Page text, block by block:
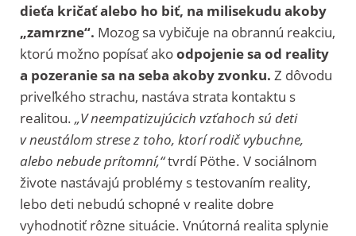
dieťa kričať alebo ho biť, na milisekudu akoby
„zamrzne“. Mozog sa vybičuje na obrannú reakciu,
ktorú možno popísať akoodpojenie sa od reality
a pozeranie sa na seba akoby zvonku. Z dôvodu
priveľkého strachu, nastáva strata kontaktu s
realitou. „V neempatizujúcich vzťahoch sú deti
v neustálom strese z toho, ktorí rodič vybuchne,
alebo nebude prítomní,“tvrdí Pöthe. V sociálnom
živote nastávajú problémy s testovaním reality,
lebo deti nebudú schopné v realite dobre
vyhodnotiť rôzne situácie. Vnútorná realita splynie